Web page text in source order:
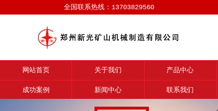
全国联系热线：13703829560
网站首页 关于我们 产品中心
成功案例 新闻中心 联系我们